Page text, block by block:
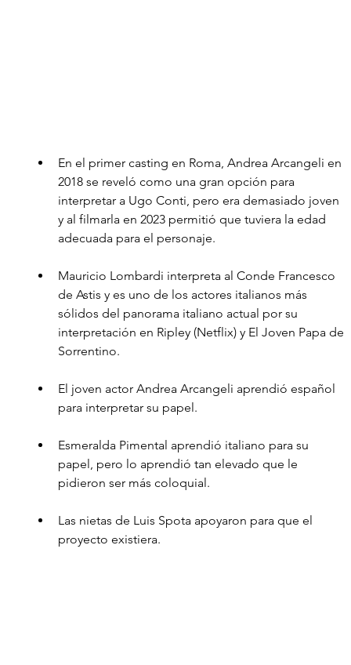
En el primer casting en Roma, Andrea Arcangeli en
2018 se reveló como una gran opción para
interpretar a Ugo Conti, pero era demasiado joven
y al filmarla en 2023 permitió que tuviera la edad
adecuada para el personaje.
Mauricio Lombardi interpreta al Conde Francesco
de Astis y es uno de los actores italianos más
sólidos del panorama italiano actual por su
interpretación en Ripley (Netflix) y El Joven Papa de
Sorrentino.
El joven actor Andrea Arcangeli aprendió español
para interpretar su papel.
Esmeralda Pimental aprendió italiano para su
papel, pero lo aprendió tan elevado que le
pidieron ser más coloquial.
Las nietas de Luis Spota apoyaron para que el
proyecto existiera.